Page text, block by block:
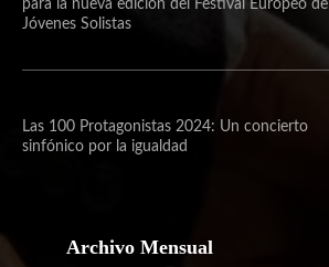
para la nueva edición del Festival Europeo de
Jóvenes Solistas
Las 100 Protagonistas 2024: Un concierto
sinfónico por la igualdad
Archivo Mensual